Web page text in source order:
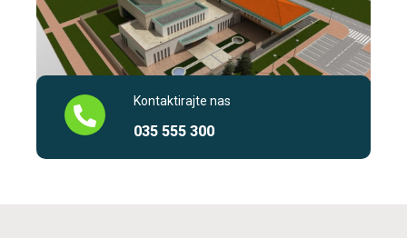
Kontaktirajte nas
035 555 300